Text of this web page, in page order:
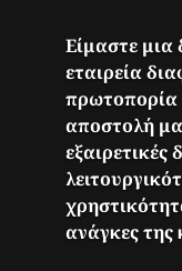
Είμαστε μια
εταιρεία
πρωτοπορία
αποστολή
εξαιρετικές
ανάγκες της